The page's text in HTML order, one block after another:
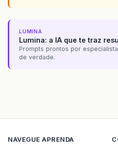
LUMINA
Lumina: a IA que te traz
Prompts prontos por
de verdade.
NAVEGUE APRENDA